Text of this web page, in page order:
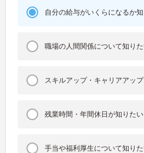
自分の給与がいくらになるか
職場の人間関係について知り
スキルアップ・キャリアアッ
残業時間・年間休日が知りたい
手当や福利厚生について知り